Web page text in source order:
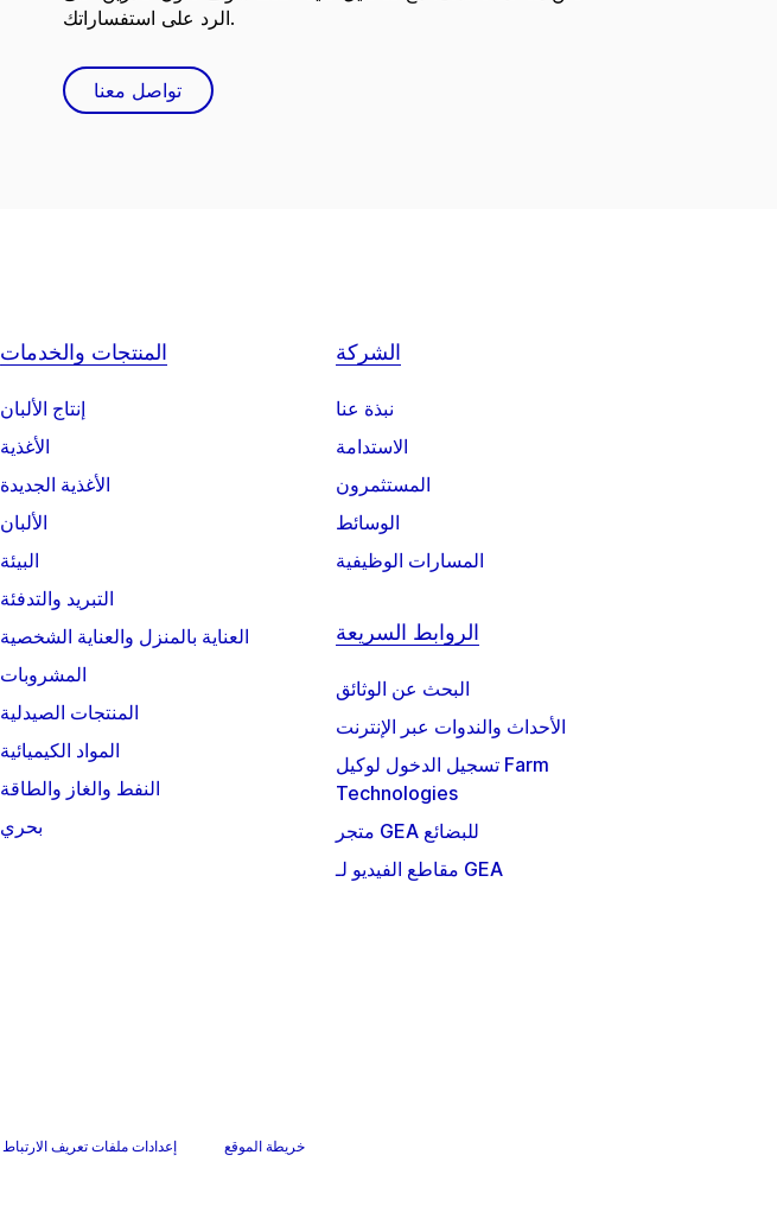
الرد على استفساراتك.
تواصل معنا
المنتجات والخدمات
إنتاج الألبان
الأغذية
الأغذية الجديدة
الألبان
البيئة
التبريد والتدفئة
العناية بالمنزل والعناية الشخصية
المشروبات
المنتجات الصيدلية
المواد الكيميائية
النفط والغاز والطاقة
بحري
الشركة
نبذة عنا
الاستدامة
المستثمرون
الوسائط
المسارات الوظيفية
الروابط السريعة
البحث عن الوثائق
الأحداث والندوات عبر الإنترنت
تسجيل الدخول لوكيل Farm
Technologies
متجر GEA للبضائع
مقاطع الفيديو لـ GEA
إعدادات ملفات تعريف الارتباط خريطة الموقع